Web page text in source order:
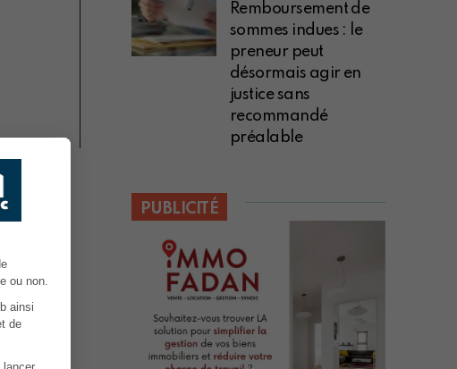
Remboursement de
sommes indues : le
preneur peut
désormais agir en
justice sans
recommandé
préalable